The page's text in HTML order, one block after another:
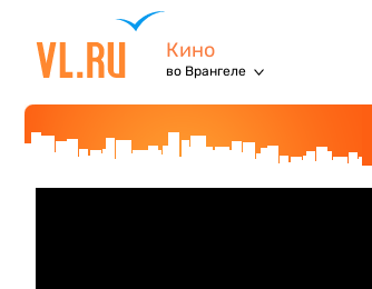
Кино
во Врангеле